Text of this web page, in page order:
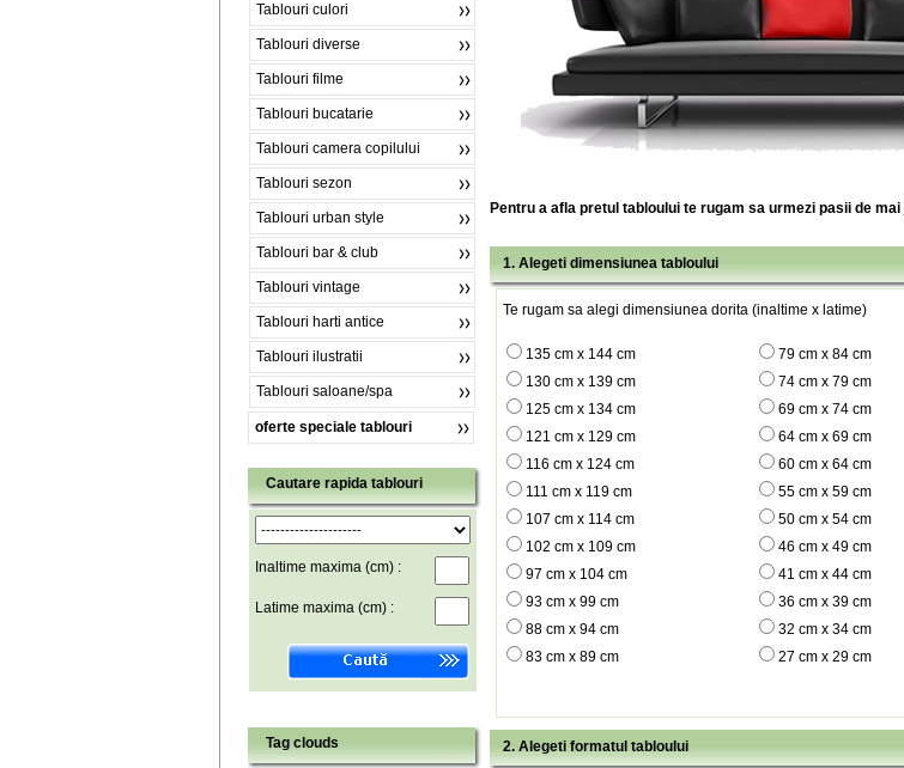
Tablouri culori
Tablouri diverse
Tablouri filme
Tablouri bucatarie
Tablouri camera copilului
Tablouri sezon
Tablouri urban style
Tablouri bar & club
Tablouri vintage
Tablouri harti antice
Tablouri ilustratii
Tablouri saloane/spa
oferte speciale tablouri
Cautare rapida tablouri
Inaltime maxima (cm) :
Latime maxima (cm) :
Tag clouds
Pentru a afla pretul tabloului te rugam sa urmezi pasii de mai
1. Alegeti dimensiunea tabloului
Te rugam sa alegi dimensiunea dorita (inaltime x latime)
135 cm x 144 cm
79 cm x 84 cm
130 cm x 139 cm
74 cm x 79 cm
125 cm x 134 cm
69 cm x 74 cm
121 cm x 129 cm
64 cm x 69 cm
116 cm x 124 cm
60 cm x 64 cm
111 cm x 119 cm
55 cm x 59 cm
107 cm x 114 cm
50 cm x 54 cm
102 cm x 109 cm
46 cm x 49 cm
97 cm x 104 cm
41 cm x 44 cm
93 cm x 99 cm
36 cm x 39 cm
88 cm x 94 cm
32 cm x 34 cm
83 cm x 89 cm
27 cm x 29 cm
2. Alegeti formatul tabloului